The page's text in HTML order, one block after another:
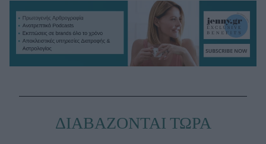
ΔΙΑΒΑΖΟΝΤΑΙ ΤΩΡΑ